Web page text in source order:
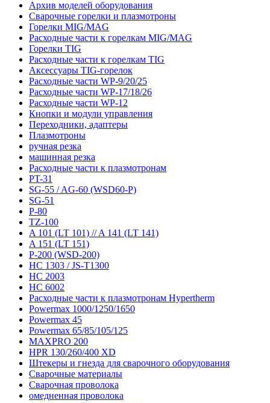
Архив моделей оборудования
Сварочные горелки и плазмотроны
Горелки MIG/MAG
Расходные части к горелкам MIG/MAG
Горелки TIG
Расходные части к горелкам TIG
Аксессуары TIG-горелок
Расходные части WP-9/20/25
Расходные части WP-17/18/26
Расходные части WP-12
Кнопки и модули управления
Переходники, адаптеры
Плазмотроны
ручная резка
машинная резка
Расходные части к плазмотронам
PT-31
SG-55 / AG-60 (WSD60-P)
SG-51
P-80
TZ-100
A 101 (LT 101) // A 141 (LT 141)
A 151 (LT 151)
P-200 (WSD-200)
HC 1303 / JS-T1300
HC 2003
HC 6002
Расходные части к плазмотронам Hypertherm
Powermax 1000/1250/1650
Powermax 45
Powermax 65/85/105/125
MAXPRO 200
HPR 130/260/400 XD
Штекеры и гнезда для сварочного оборудования
Сварочные материалы
Сварочная проволока
омедненная проволока